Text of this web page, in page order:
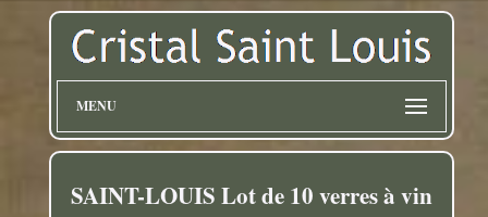
MENU
SAINT-LOUIS Lot de 10 verres à vin